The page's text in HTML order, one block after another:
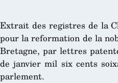
Extrait des registres de la
pour la reformation de la
Bretagne, par lettres
de janvier mil six cents
parlement.